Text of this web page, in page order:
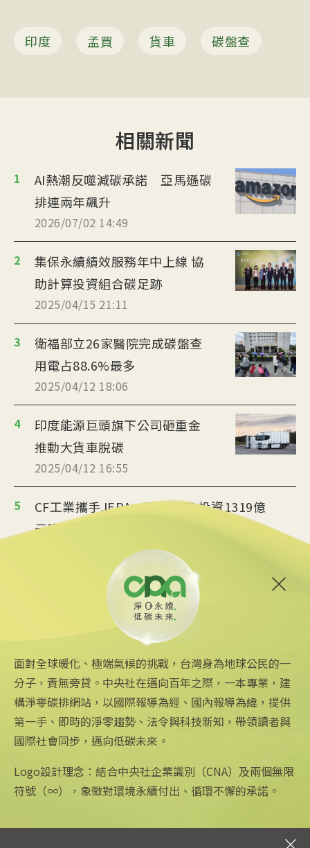
印度 孟買 貨車 碳盤查
相關新聞
1
AI熱潮反噬減碳承諾 亞馬遜碳
排連兩年飆升
2026/07/02 14:49
2
集保永續績效服務年中上線 協
助計算投資組合碳足跡
2025/04/15 21:11
3
衛福部立26家醫院完成碳盤查
用電占88.6%最多
2025/04/12 18:06
4
印度能源巨頭旗下公司砸重金
推動大貨車脫碳
2025/04/12 16:55
5
CF工業攜手JERA、三井物產 投資1319億
元建低碳氨工廠
路透：美能源部擬砍儲能電池
與碳捕集項目經費
2025/04/05 17:30
中央社網站
中央通訊社
Focus Taiwan
フォーカス台湾
關注更多
友善連結
Android app 下載
公司簡介
企業識別
公開資訊
面對全球暖化、極端氣候的挑戰，台灣身為地球公民的一
分子，責無旁貸。中央社在邁向百年之際，一本專業，建
構淨零碳排網站，以國際報導為經、國內報導為緯，提供
第一手、即時的淨零趨勢、法令與科技新知，帶領讀者與
國際社會同步，邁向低碳未來。
Logo設計理念：結合中央社企業識別（CNA）及兩個無限
符號（∞），象徵對環境永續付出、循環不懈的承諾。